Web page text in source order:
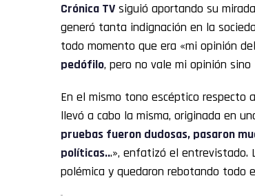
Crónica TV siguió aportando su
generó tanta indignación en la
todo momento que era «mi opinión
pedófilo, pero no vale mi opinión sino
En el mismo tono escéptico respecto
llevó a cabo la misma, originada en
pruebas fueron dudosas, pasaron
políticas...», enfatizó el entrevistado.
polémica y quedaron rebotando todo